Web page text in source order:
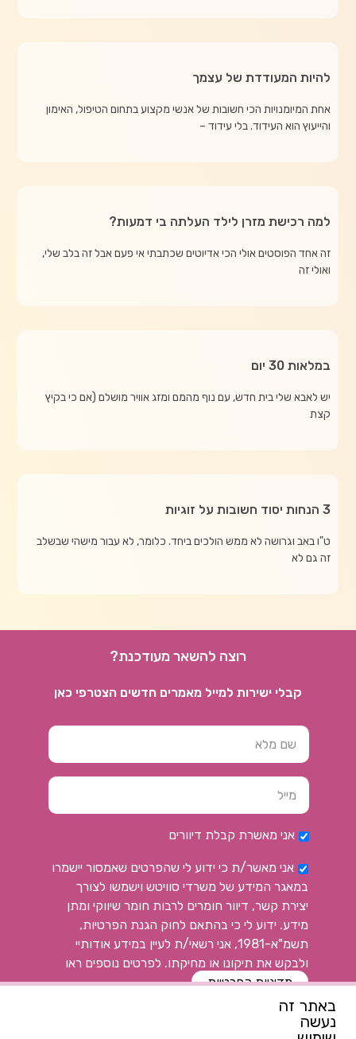
להיות המעודדת של עצמך
אחת המיומנויות הכי חשובות של אנשי מקצוע בתחום הטיפול, האימון
והייעוץ הוא העידוד. בלי עידוד –
למה רכישת מזרן לילד העלתה בי דמעות?
זה אחד הפוסטים אולי הכי אדיוטים שכתבתי אי פעם אבל זה בלב שלי,
ואולי זה
במלאות 30 יום
יש לאבא שלי בית חדש, עם נוף מהמם ומזג אוויר מושלם (אם כי בקיץ
קצת
3 הנחות יסוד חשובות על זוגיות
ט"ו באב וגרושה לא ממש הולכים ביחד. כלומר, לא עבור מישהי שבשלב
זה גם לא
רוצה להשאר מעודכנת?
קבלי ישירות למייל מאמרים חדשים הצטרפי כאן
אני מאשרת קבלת דיוורים
אני מאשר/ת כי ידוע לי שהפרטים שאמסור יישמרו
במאגר המידע של משרדי סוויטש וישמשו לצורך
יצירת קשר, דיוור חומרים לרבות חומר שיווקי ומתן
מידע. ידוע לי כי בהתאם לחוק הגנת הפרטיות,
תשמ"א-1981, אני רשאי/ת לעיין במידע אודותיי
ולבקש את תיקונו או מחיקתו. לפרטים נוספים ראו
מדיניות הפרטיות
באתר זה
נעשה